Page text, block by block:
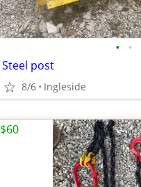
• •
Steel post
8/6 Ingleside
$60